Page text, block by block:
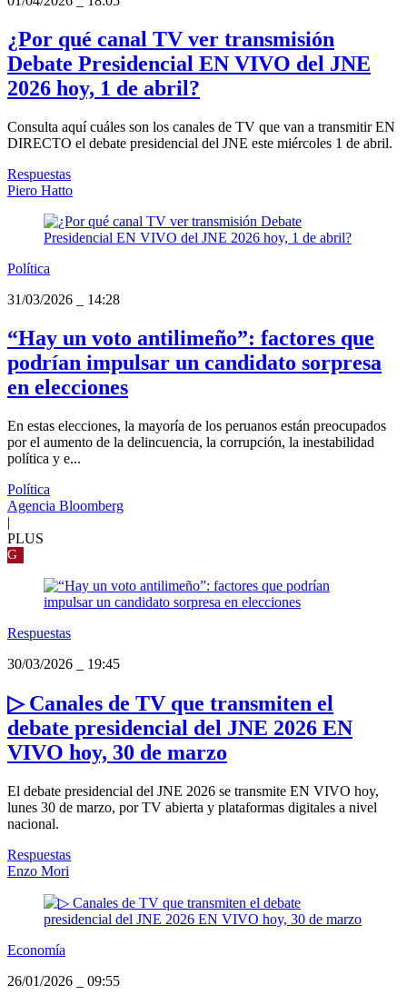
¿Por qué canal TV ver transmisión
Debate Presidencial EN VIVO del JNE
2026 hoy, 1 de abril?
Consulta aquí cuáles son los canales de TV que van a transmitir EN
DIRECTO el debate presidencial del JNE este miércoles 1 de abril.
Respuestas
Piero Hatto
Política
31/03/2026
14:28
“Hay un voto antilimeño”: factores que
podrían impulsar un candidato sorpresa
en elecciones
En estas elecciones, la mayoría de los peruanos están preocupados
por el aumento de la delincuencia, la corrupción, la inestabilidad
política y e...
Política
Agencia Bloomberg
|
PLUS
G
Respuestas
30/03/2026
19:45
▷ Canales de TV que transmiten el
debate presidencial del JNE 2026 EN
VIVO hoy, 30 de marzo
El debate presidencial del JNE 2026 se transmite EN VIVO hoy,
lunes 30 de marzo, por TV abierta y plataformas digitales a nivel
nacional.
Respuestas
Enzo Mori
Economía
26/01/2026
09:55